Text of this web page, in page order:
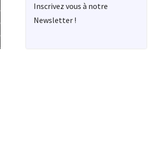
Inscrivez vous à notre
Newsletter !